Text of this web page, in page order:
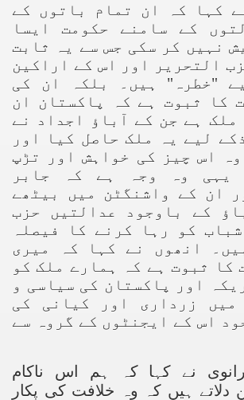
کہا کہ ان تمام باتوں کے
کے سامنے حکومت ایسا
نہیں کر سکی جس سے یہ ثابت
التحریر اور اس کے اراکین
"خطرہ" ہیں۔ بلکہ ان کی
کا ثبوت ہے کہ پاکستان ان
ملک ہے جن کے آباؤ اجداد نے
لیے یہ ملک حاصل کیا اور
اس چیز کی خواہش اور تڑپ
یہی وہ وجہ ہے کہ جابر
ان کے واشنگٹن میں بیٹھے
کے باوجود عدالتیں حزب
کو رہا کرنے کا فیصلہ
انھوں نے کہا کہ میری
کا ثبوت ہے کہ ہمارے ملک کو
اور پاکستان کی سیاسی و
میں زرداری اور کیانی کی
اس کے ایجنٹوں کے گروہ سے
نے کہا کہ ہم اس ناکام
دلاتے ہیں کہ وہ خلافت کی پکار